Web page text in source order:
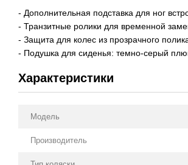
- Дополнительная подставка для ног
- Транзитные ролики для временной
- Защита для колес из прозрачного
- Подушка для сиденья: темно-серый
Характеристики
Модель
Производитель